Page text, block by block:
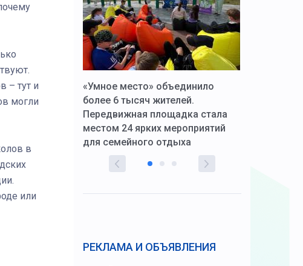
– тут и
могли
в
или
Алексей
со
«Умное место» объединило
более 6 тысяч жителей.
Передвижная площадка стала
местом 24 ярких мероприятий
для семейного отдыха
РЕКЛАМА И ОБЪЯВЛЕНИЯ